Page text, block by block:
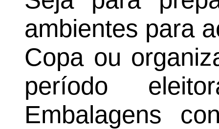
ambientes para
Copa ou
período
Embalagens